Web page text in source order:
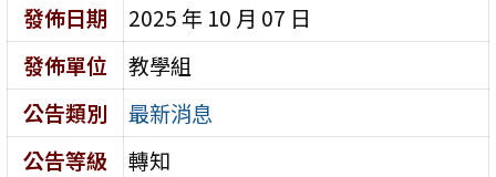
發佈日期
2025 年 10 月 07 日
發佈單位
教學組
公告類別
最新消息
公告等級
轉知